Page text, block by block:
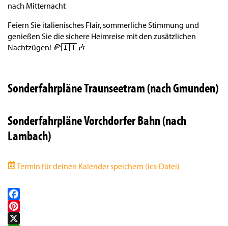
nach Mitternacht
Feiern Sie italienisches Flair, sommerliche Stimmung und
genießen Sie die sichere Heimreise mit den zusätzlichen
Nachtzügen! 🍕🇮🇹🎶
Sonderfahrpläne Traunseetram (nach Gmunden)
Sonderfahrpläne Vorchdorfer Bahn (nach
Lambach)
Termin für deinen Kalender speichern (ics-Datei)
Facebook
Pinterest